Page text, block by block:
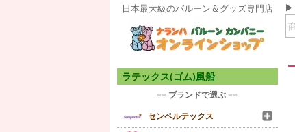
日本最大級のバルーン＆グッズ専門店
ラテックス(ゴム)風船
== ブランドで選ぶ ==
センペルテックス